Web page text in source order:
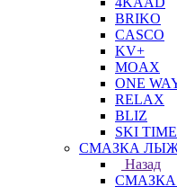
BRIKO
CASCO
KV+
MOAX
ONE
RELAX
BLIZ
SKI TIME
СМАЗКА
Назад